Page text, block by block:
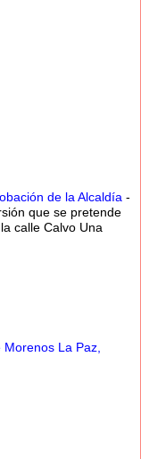
de la Alcaldía -
que se pretende
calle Calvo Una
La Paz,